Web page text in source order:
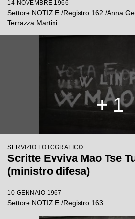
14 NOVEMBRE 1966
Settore NOTIZIE /Registro 162 /Anna
Terrazza Martini
+ 1
SERVIZIO FOTOGRAFICO
Scritte Evviva Mao Tse
(ministro difesa)
10 GENNAIO 1967
Settore NOTIZIE /Registro 163